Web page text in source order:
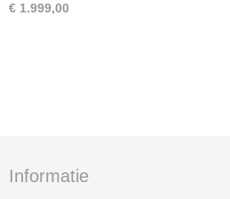
€ 1.999,00
Informatie